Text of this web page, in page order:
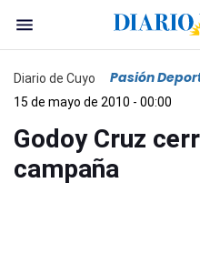
Diario de Cuyo Pasión
15 de mayo de 2010 - 00:00
Godoy Cruz
campaña